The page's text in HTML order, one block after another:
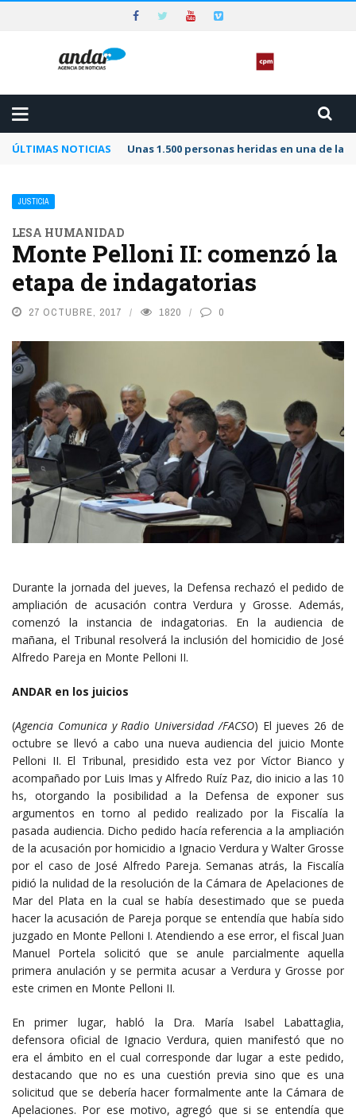
ÚLTIMAS NOTICIAS Unas 1.500 personas heridas en una de
JUSTICIA
LESA HUMANIDAD
Monte Pelloni II: comenzó la
etapa de indagatorias
27 OCTUBRE, 2017 1820 0
Durante la jornada del jueves, la Defensa rechazó el pedido de
ampliación de acusación contra Verdura y Grosse. Además,
comenzó la instancia de indagatorias. En la audiencia de
mañana, el Tribunal resolverá la inclusión del homicidio de José
Alfredo Pareja en Monte Pelloni II.
ANDAR en los juicios
(Agencia Comunica y Radio Universidad /FACSO) El jueves 26 de
octubre se llevó a cabo una nueva audiencia del juicio Monte
Pelloni II. El Tribunal, presidido esta vez por Víctor Bianco y
acompañado por Luis Imas y Alfredo Ruíz Paz, dio inicio a las 10
hs, otorgando la posibilidad a la Defensa de exponer sus
argumentos en torno al pedido realizado por la Fiscalía la
pasada audiencia. Dicho pedido hacía referencia a la ampliación
de la acusación por homicidio a Ignacio Verdura y Walter Grosse
por el caso de José Alfredo Pareja. Semanas atrás, la Fiscalía
pidió la nulidad de la resolución de la Cámara de Apelaciones de
Mar del Plata en la cual se había desestimado que se pueda
hacer la acusación de Pareja porque se entendía que había sido
juzgado en Monte Pelloni I. Atendiendo a ese error, el fiscal Juan
Manuel Portela solicitó que se anule parcialmente aquella
primera anulación y se permita acusar a Verdura y Grosse por
este crimen en Monte Pelloni II.
En primer lugar, habló la Dra. María Isabel Labattaglia,
defensora oficial de Ignacio Verdura, quien manifestó que no
era el ámbito en el cual corresponde dar lugar a este pedido,
destacando que no es una cuestión previa sino que es una
solicitud que se debería hacer formalmente ante la Cámara de
Apelaciones. Por ese motivo, agregó que si se entendía que